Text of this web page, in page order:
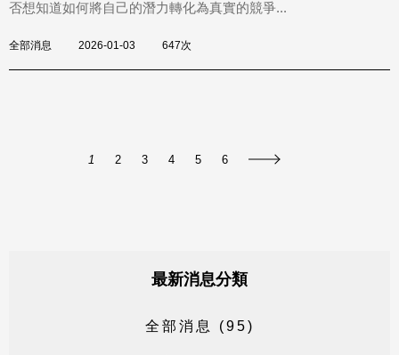
否想知道如何將自己的潛力轉化為真實的競爭...
全部消息 2026-01-03 647次
1 2 3 4 5 6
最新消息分類
全 部 消 息 (95)